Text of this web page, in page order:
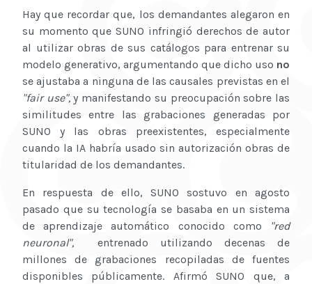
Hay que recordar que, los demandantes alegaron en
su momento que SUNO infringió derechos de autor
al utilizar obras de sus catálogos para entrenar su
modelo generativo, argumentando que dicho uso no
se ajustaba a ninguna de las causales previstas en el
"fair use",y manifestando su preocupación sobre las
similitudes entre las grabaciones generadas por
SUNO y las obras preexistentes, especialmente
cuando la IA habría usado sin autorización obras de
titularidad de los demandantes.
En respuesta de ello, SUNO sostuvo en agosto
pasado que su tecnología se basaba en un sistema
de aprendizaje automático conocido como
"red
neuronal", entrenado utilizando decenas de
millones de grabaciones recopiladas de fuentes
disponibles públicamente. Afirmó SUNO que, a